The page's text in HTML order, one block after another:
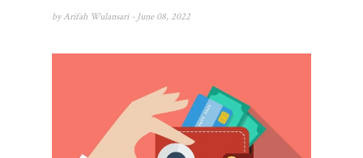
by Arifah Wulansari - June 08, 2022